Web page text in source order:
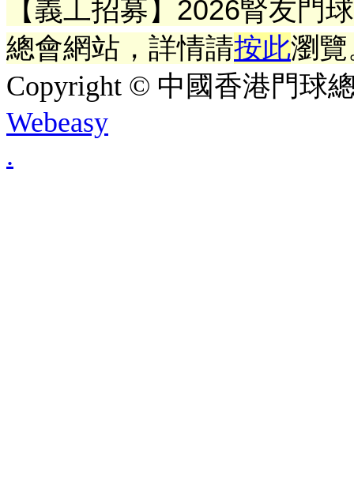
【義工招募】2026腎友門
總會網站 ，詳情請按此瀏覽
Copyright © 中國香港門球
Webeasy
.